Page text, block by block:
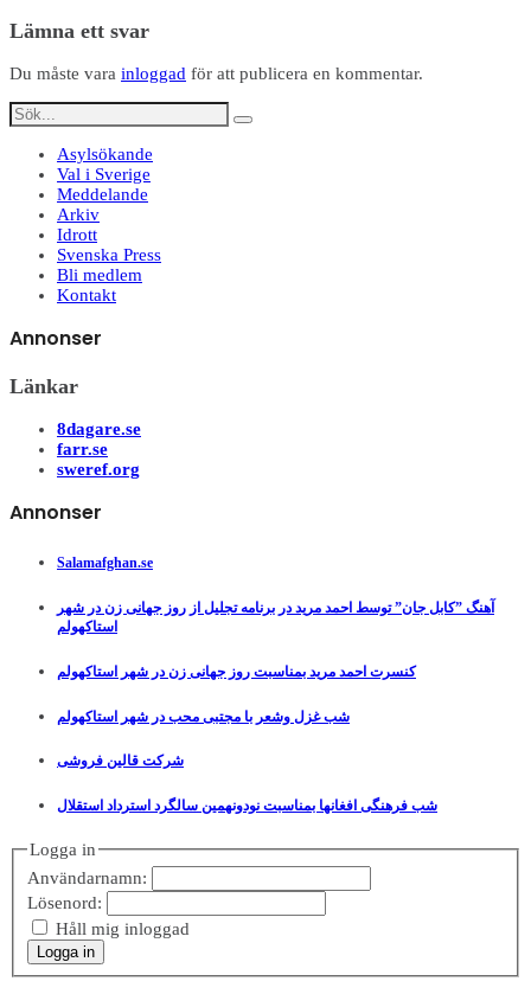
Lämna ett svar
Du måste vara inloggad för att publicera en kommentar.
Asylsökande
Val i Sverige
Meddelande
Arkiv
Idrott
Svenska Press
Bli medlem
Kontakt
Annonser
Länkar
8dagare.se
farr.se
sweref.org
Annonser
Salamafghan.se
آهنگ ”کابل جان” توسط احمد مرید در برنامه تجلیل از روز جهانی زن در شهر
استاکهولم
کنسرت احمد مرید بمناسبت روز جهانی زن در شهر استاکهولم
شب غزل وشعر با مجتبی محب در شهر استاکهولم
شرکت قالین فروشی
شب فرهنگی افغانها بمناسبت نودونهمین سالگرد استرداد استقلال
Logga in
Användarnamn:
Lösenord:
Håll mig inloggad
Logga in